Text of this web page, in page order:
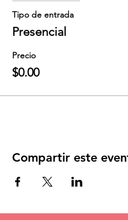
Tipo de entrada
Presencial
Precio
$0.00
Compartir este